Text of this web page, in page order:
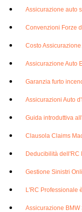
Assicurazione auto
Convenzioni Forze
Costo Assicurazione
Assicurazione Auto
Garanzia furto
Assicurazioni Auto
Guida introduttiva
Clausola Claims
Deducibilità dell'RC
Gestione Sinistri
L'RC Professionale
Assicurazione BMW